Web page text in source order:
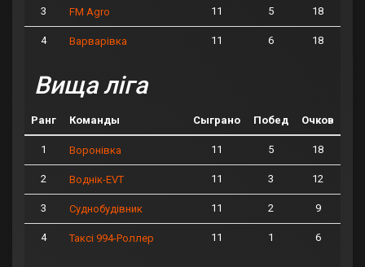
3 FM Agro 11 5 18
4 Варварівка 11 6 18
Вища ліга
Ранг Команды Сыграно Побед Очков
1 Воронівка 11 5 18
2 Воднік-EVT 11 3 12
3 Суднобудівник 11 2 9
4 Таксі 994-Роллер 11 1 6